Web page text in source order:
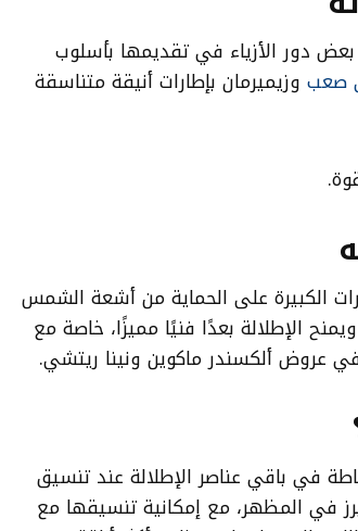
دور الأزياء في تقديمها بأسلوب
صعب وزيميرمان بإطارات أنيقة متناسقة
الكبيرة على الحماية من أشعة الشمس
الإطلالة بعدًا فنيًا مميزًا، خاصة مع
عروض ألكسندر ماكوين ونينا ريتشي.
في باقي عناصر الإطلالة عند تنسيق
في المظهر، مع إمكانية تنسيقها مع